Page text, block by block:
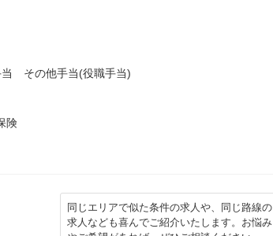
その他手当(役職手当)
険
同じエリアで似た条件の求人や、同じ路線の
求人なども喜んでご紹介いたします。お悩み